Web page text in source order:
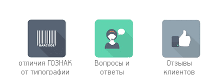
отличия ГОЗНАК
от типографии
Вопросы и
ответы
Отзывы
клиентов